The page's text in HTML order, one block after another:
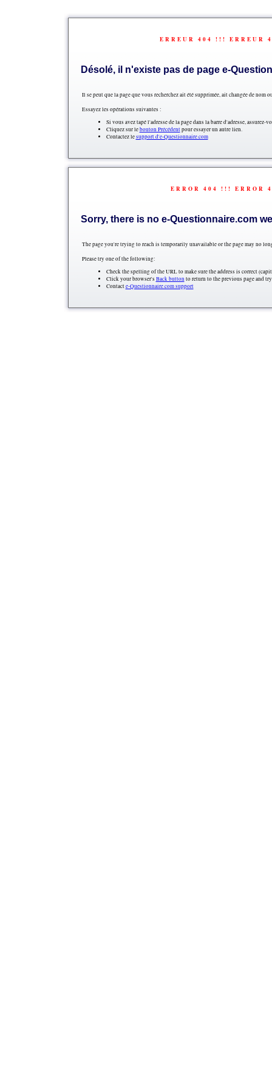
ERREUR 404 !!! ERREUR
Désolé, il n'existe pas de page e-
Il se peut que la page que vous recherchez ait été supprimée, ait changée de nom
Essayez les opérations suivantes :
Si vous avez tapé l'adresse de la page dans la barre d'adresse, assurez-
Cliquez sur lebouton Précédentpour essayer un autre lien.
Contactez lesupport d'e-Questionnaire.com
ERROR 404 !!! ERROR
Sorry, there is no e-Questionnaire.com
The page you're trying to reach is temporarily unavailable or the page may no
Please try one of the following:
Check the spelling of the URL to make sure the address is correct
Click your browser's Back button to return to the previous page and
Contacte-Questionnaire.com support